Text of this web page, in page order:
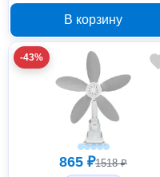
В корзину
-43%
865 ₽1518 ₽